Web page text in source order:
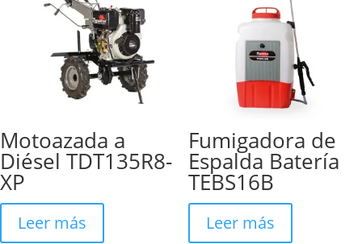
Motoazada a
Diésel TDT135R8-
XP
Leer más
Fumigadora de
Espalda Batería
TEBS16B
Leer más